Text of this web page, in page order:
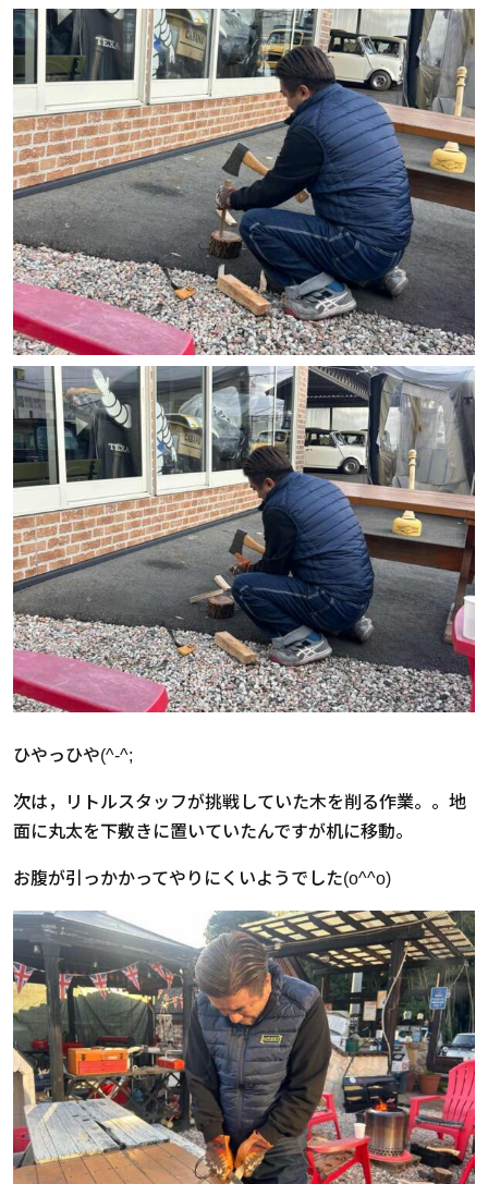
ひやっひや(^-^;
次は，リトルスタッフが挑戦していた木を削る作業。。地
面に丸太を下敷きに置いていたんですが机に移動。
お腹が引っかかってやりにくいようでした(o^^o)